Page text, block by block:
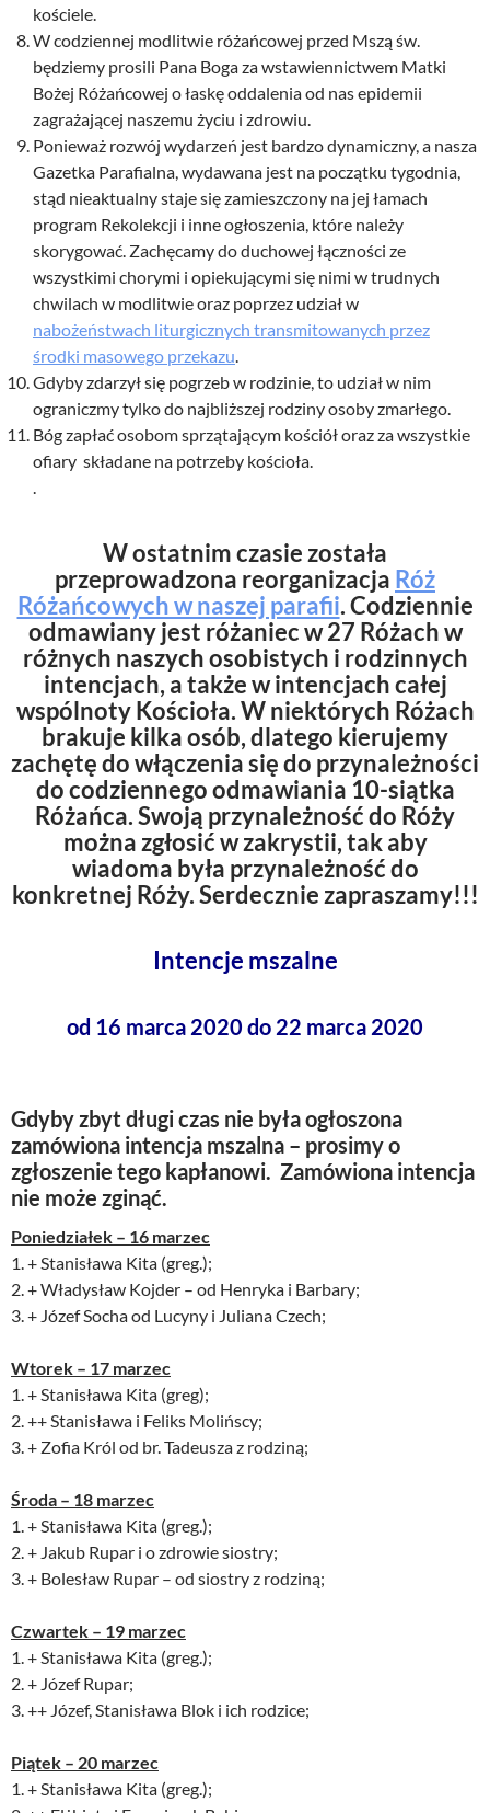
kościele.
W codziennej modlitwie różańcowej przed Mszą św.
będziemy prosili Pana Boga za wstawiennictwem Matki
Bożej Różańcowej o łaskę oddalenia od nas epidemii
zagrażającej naszemu życiu i zdrowiu.
Ponieważ rozwój wydarzeń jest bardzo dynamiczny, a nasza
Gazetka Parafialna, wydawana jest na początku tygodnia,
stąd nieaktualny staje się zamieszczony na jej łamach
program Rekolekcji i inne ogłoszenia, które należy
skorygować. Zachęcamy do duchowej łączności ze
wszystkimi chorymi i opiekującymi się nimi w trudnych
chwilach w modlitwie oraz poprzez udział w
nabożeństwach liturgicznych transmitowanych przez
środki masowego przekazu.
Gdyby zdarzył się pogrzeb w rodzinie, to udział w nim
ograniczmy tylko do najbliższej rodziny osoby zmarłego.
Bóg zapłać osobom sprzątającym kościół oraz za wszystkie
ofiary składane na potrzeby kościoła.
.
W ostatnim czasie została
przeprowadzona reorganizacja Róż
Różańcowych w naszej parafii. Codziennie
odmawiany jest różaniec w 27 Różach w
różnych naszych osobistych i rodzinnych
intencjach, a także w intencjach całej
wspólnoty Kościoła. W niektórych Różach
brakuje kilka osób, dlatego kierujemy
zachętę do włączenia się do przynależności
do codziennego odmawiania 10-siątka
Różańca. Swoją przynależność do Róży
można zgłosić w zakrystii, tak aby
wiadoma była przynależność do
konkretnej Róży. Serdecznie zapraszamy!!!
Intencje mszalne
od 16 marca 2020 do 22 marca 2020
Gdyby zbyt długi czas nie była ogłoszona
zamówiona intencja mszalna – prosimy o
zgłoszenie tego kapłanowi. Zamówiona intencja
nie może zginąć.
Poniedziałek – 16 marzec
1. + Stanisława Kita (greg.);
2. + Władysław Kojder – od Henryka i Barbary;
3. + Józef Socha od Lucyny i Juliana Czech;
Wtorek – 17 marzec
1. + Stanisława Kita (greg);
2. ++ Stanisława i Feliks Molińscy;
3. + Zofia Król od br. Tadeusza z rodziną;
Środa – 18 marzec
1. + Stanisława Kita (greg.);
2. + Jakub Rupar i o zdrowie siostry;
3. + Bolesław Rupar – od siostry z rodziną;
Czwartek – 19 marzec
1. + Stanisława Kita (greg.);
2. + Józef Rupar;
3. ++ Józef, Stanisława Blok i ich rodzice;
Piątek – 20 marzec
1. + Stanisława Kita (greg.);